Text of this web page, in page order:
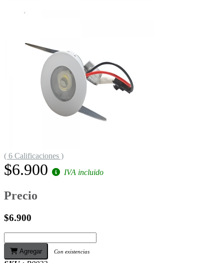
( 6 Calificaciones )
$6.900 IVA incluido
Precio
$6.900
Agregar Con existencias